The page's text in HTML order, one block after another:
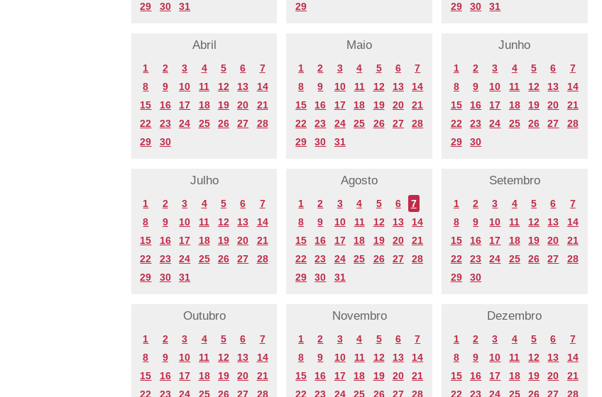
29
30 31
29
29
30 31
Abril
1 2 3 4 5 6
7
8
9 10 11 12 13
14
15
16 17 18 19 20
21
22
23 24 25 26 27
28
29
30
Maio
1 2 3 4 5 6
7
8
9 10 11 12 13
14
15
16 17 18 19 20
21
22
23 24 25 26 27
28
29
30 31
Junho
1 2 3 4 5 6
7
8
9 10 11 12 13
14
15
16 17 18 19 20
21
22
23 24 25 26 27
28
29
30
Julho
1 2 3 4 5 6
7
8
9 10 11 12 13
14
15
16 17 18 19 20
21
22
23 24 25 26 27
28
29
30 31
Agosto
1 2 3 4 5 6
7
8
9 10 11 12 13
14
15
16 17 18 19 20
21
22
23 24 25 26 27
28
29
30 31
Setembro
1 2 3 4 5 6
7
8
9 10 11 12 13
14
15
16 17 18 19 20
21
22
23 24 25 26 27
28
29
30
Outubro
1 2 3 4 5 6
7
8
9 10 11 12 13
14
15
16 17 18 19 20
21
22
23 24 25 26 27
28
Novembro
1 2 3 4 5 6
7
8
9 10 11 12 13
14
15
16 17 18 19 20
21
22
23 24 25 26 27
28
Dezembro
1 2 3 4 5 6
7
8
9 10 11 12 13
14
15
16 17 18 19 20
21
22
23 24 25 26 27
28